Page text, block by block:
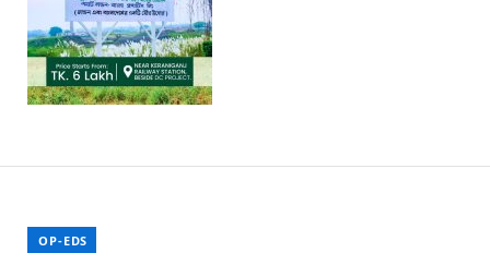
OP-EDS